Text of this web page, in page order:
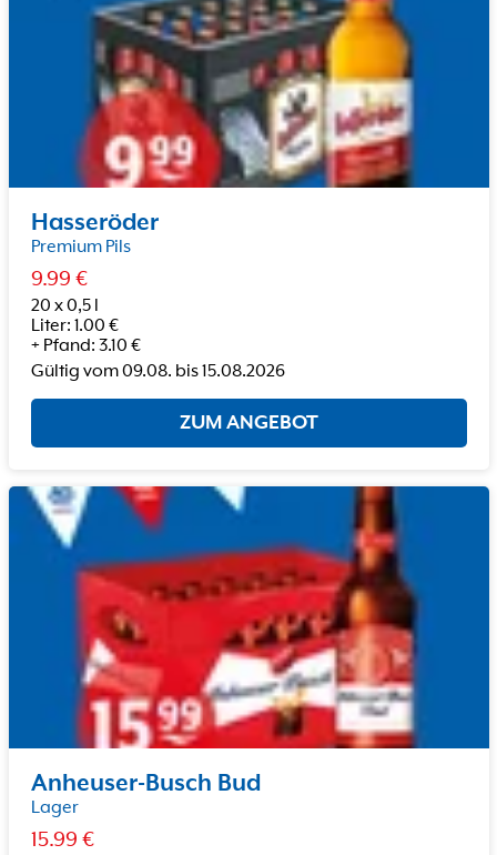
Hasseröder
Premium Pils
9.99 €
20 x 0,5 l
Liter: 1.00 €
+ Pfand: 3.10 €
Gültig vom09.08. bis15.08.2026
ZUM ANGEBOT
Anheuser-Busch Bud
Lager
15.99 €